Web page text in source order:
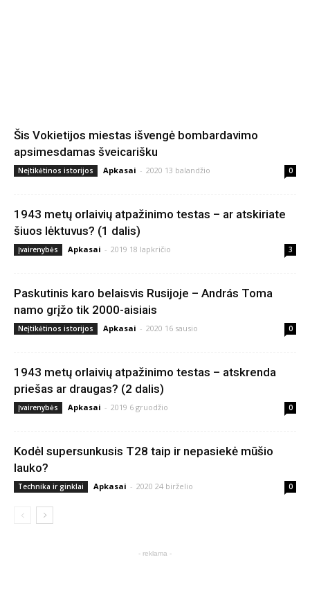
Šis Vokietijos miestas išvengė bombardavimo
apsimesdamas šveicarišku
Neįtikėtinos istorijos Apkasai - 2020 13 balandžio 0
1943 metų orlaivių atpažinimo testas – ar atskiriate
šiuos lėktuvus? (1 dalis)
Įvairenybės Apkasai - 2019 18 lapkričio 3
Paskutinis karo belaisvis Rusijoje – András Toma
namo grįžo tik 2000-aisiais
Neįtikėtinos istorijos Apkasai - 2020 16 sausio 0
1943 metų orlaivių atpažinimo testas – atskrenda
priešas ar draugas? (2 dalis)
Įvairenybės Apkasai - 2019 6 gruodžio 0
Kodėl supersunkusis T28 taip ir nepasiekė mūšio
lauko?
Technika ir ginklai Apkasai - 2020 24 birželio 0
- reklama -